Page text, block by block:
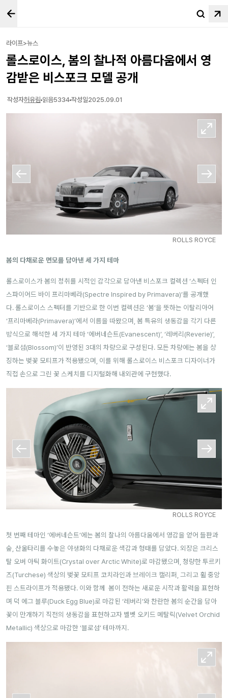
라이프>뉴스
롤스로이스, 봄의 찰나적 아름다움에서 영
감받은 비스포크 모델 공개
작성자허유림 읽음5334 작성일2025.09.01
ROLLS ROYCE
봄의 다채로운 면모를 담아낸 세 가지 테마
롤스로이스가 봄의 정취를 시적인 감각으로 담아낸 비스포크 컬렉션 ‘스펙터 인
스파이어드 바이 프리마베라(Spectre Inspired by Primavera)’를 공개했
다.롤스로이스 스펙터를 기반으로 한 이번 컬렉션은 ‘봄’을 뜻하는 이탈리아어
‘프리마베라(Primavera)’에서 이름을 따왔으며, 봄 특유의 생동감을 각기 다른
방식으로 해석한 세 가지 테마 ‘에버네슨트(Evanescent)’, ‘레버리(Reverie)’,
‘블로섬(Blossom)’이 반영된 3대의 차량으로 구성된다. 모든 차량에는 봄을 상
징하는 벚꽃 모티프가 적용됐으며, 이를 위해 롤스로이스 비스포크 디자이너가
직접 손으로 그린 꽃 스케치를 디지털화해 내외관에 구현했다.
ROLLS ROYCE
첫 번째 테마인 ‘에버네슨트’에는 봄의 찰나의 아름다움에서 영감을 얻어 들판과
숲, 산울타리를 수놓은 야생화의 다채로운 색감과 형태를 담았다. 외장은 크리스
탈 오버 아틱 화이트(Crystal over Arctic White)로 마감됐으며, 청량한 투르키
즈(Turchese) 색상의 벚꽃 모티프 코치라인과 브레이크 캘리퍼, 그리고 휠 중앙
핀 스트라이프가 적용됐다. 이와 함께 봄이 전하는 새로운 시작과 활력을 표현하
며 덕 에그 블루(Duck Egg Blue)로 마감된 ‘레버리’와찬란한 봄의 순간을 담아
꽃이 만개하기 직전의 생동감을 표현하고자 벨벳 오키드 메탈릭(Velvet Orchid
Metallic) 색상으로 마감한 ‘블로섬’ 테마까지.